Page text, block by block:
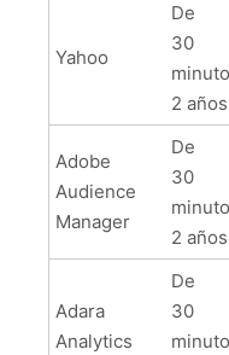
Yahoo
De
30
2 años
Adobe
Audience
Manager
De
30
2 años
Adara
Analytics
De
30